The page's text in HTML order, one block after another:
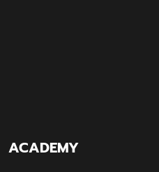
ACADEMY